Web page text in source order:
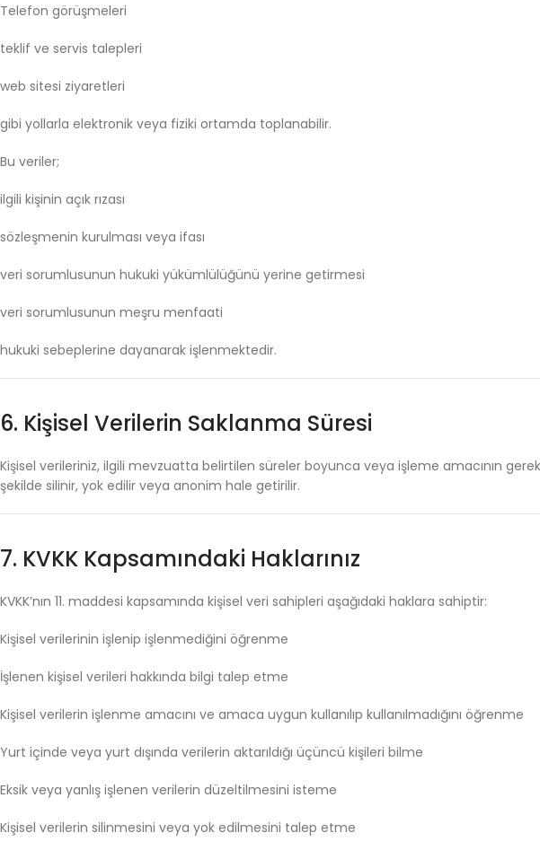
Telefon görüşmeleri
teklif ve servis talepleri
web sitesi ziyaretleri
gibi yollarla elektronik veya fiziki ortamda toplanabilir.
Bu veriler;
ilgili kişinin açık rızası
sözleşmenin kurulması veya ifası
veri sorumlusunun hukuki yükümlülüğünü yerine getirmesi
veri sorumlusunun meşru menfaati
hukuki sebeplerine dayanarak işlenmektedir.
6. Kişisel Verilerin Saklanma Süresi
Kişisel verileriniz, ilgili mevzuatta belirtilen süreler boyunca veya işleme amacının
şekilde silinir, yok edilir veya anonim hale getirilir.
7. KVKK Kapsamındaki Haklarınız
KVKK’nın 11. maddesi kapsamında kişisel veri sahipleri aşağıdaki haklara sahiptir:
Kişisel verilerinin işlenip işlenmediğini öğrenme
İşlenen kişisel verileri hakkında bilgi talep etme
Kişisel verilerin işlenme amacını ve amaca uygun kullanılıp kullanılmadığını öğrenme
Yurt içinde veya yurt dışında verilerin aktarıldığı üçüncü kişileri bilme
Eksik veya yanlış işlenen verilerin düzeltilmesini isteme
Kişisel verilerin silinmesini veya yok edilmesini talep etme